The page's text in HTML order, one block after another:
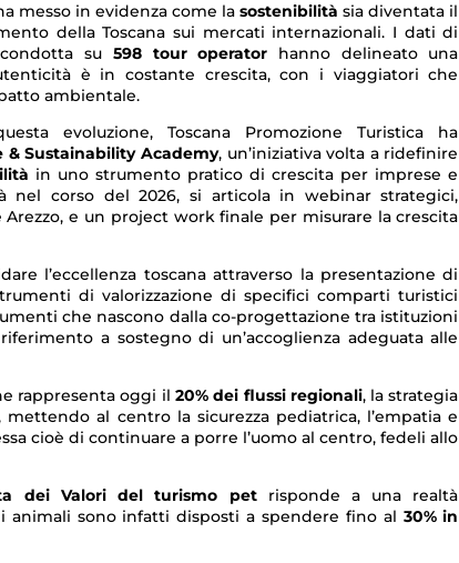
messo in evidenza come lasostenibilità sia diventata il
della Toscana sui mercati internazionali. I dati di
su 598 tour operator hanno delineato una
è in costante crescita, con i viaggiatori che
ambientale.
evoluzione, Toscana Promozione Turistica ha
& Sustainability Academy, un’iniziativa volta a ridefinire
in uno strumento pratico di crescita per imprese e
nel corso del 2026, si articola in webinar strategici,
e un project work finale per misurare la crescita
l’eccellenza toscana attraverso la presentazione di
di valorizzazione di specifici comparti turistici
che nascono dalla co-progettazione tra istituzioni
a sostegno di un’accoglienza adeguata alle
rappresenta oggi il20% dei flussi regionali, la strategia
al centro la sicurezza pediatrica, l’empatia e
cioè di continuare a porre l’uomo al centro, fedeli allo
dei Valori del turismo petrisponde a una realtà
animali sono infatti disposti a spendere fino al 30% in